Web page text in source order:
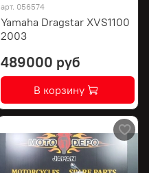
арт. 056574
Yamaha Dragstar XVS1100
2003
489000 руб
В корзину